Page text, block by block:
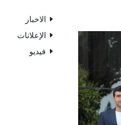
الاخبار
الإعلانات
فيديو